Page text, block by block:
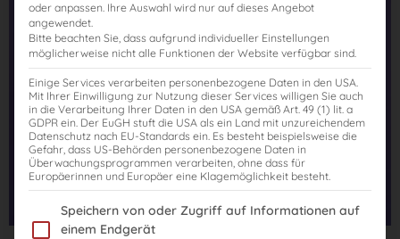
oder anpassen. Ihre Auswahl wird nur auf dieses Angebot
angewendet.
Bitte beachten Sie, dass aufgrund individueller Einstellungen
möglicherweise nicht alle Funktionen der Website verfügbar sind.
Einige Services verarbeiten personenbezogene Daten in den USA.
Mit Ihrer Einwilligung zur Nutzung dieser Services willigen Sie auch
in die Verarbeitung Ihrer Daten in den USA gemäß Art. 49 (1) lit. a
GDPR ein. Der EuGH stuft die USA als ein Land mit unzureichendem
Datenschutz nach EU-Standards ein. Es besteht beispielsweise die
Gefahr, dass US-Behörden personenbezogene Daten in
Überwachungsprogrammen verarbeiten, ohne dass für
Europäerinnen und Europäer eine Klagemöglichkeit besteht.
Im Folgenden finden Sie eine Liste der Zwecke des IAB
Speichern von oder Zugriff auf Informationen auf
einem Endgerät